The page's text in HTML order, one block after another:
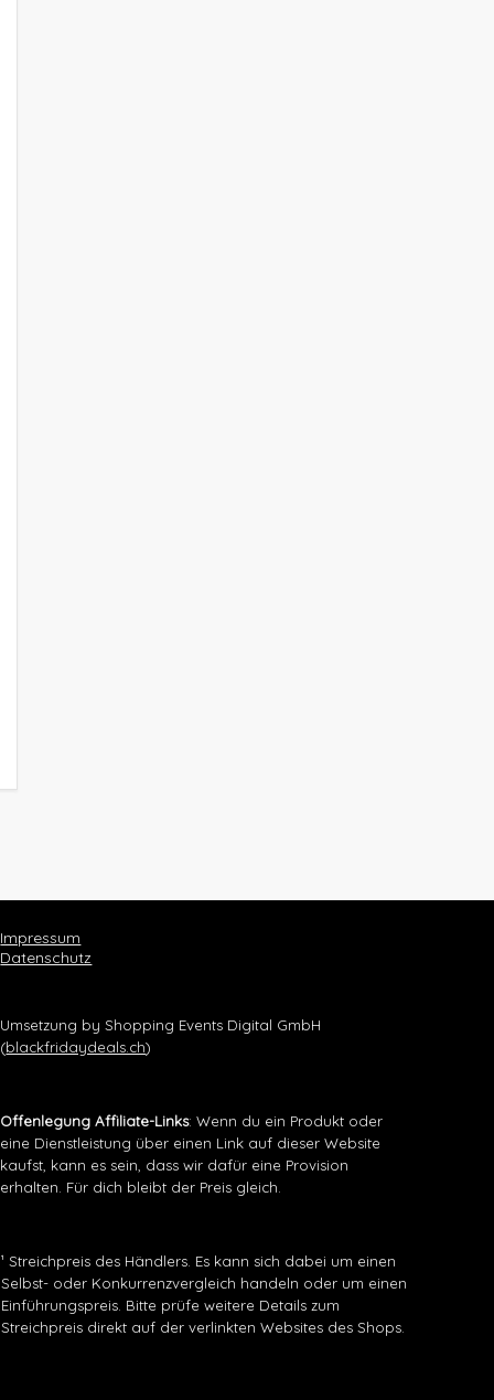
Impressum
Datenschutz
Umsetzung by Shopping Events Digital GmbH
(blackfridaydeals.ch)
Offenlegung Affiliate-Links: Wenn du ein Produkt oder
eine Dienstleistung über einen Link auf dieser Website
kaufst, kann es sein, dass wir dafür eine Provision
erhalten. Für dich bleibt der Preis gleich.
¹ Streichpreis des Händlers. Es kann sich dabei um einen
Selbst- oder Konkurrenzvergleich handeln oder um einen
Einführungspreis. Bitte prüfe weitere Details zum
Streichpreis direkt auf der verlinkten Websites des Shops.